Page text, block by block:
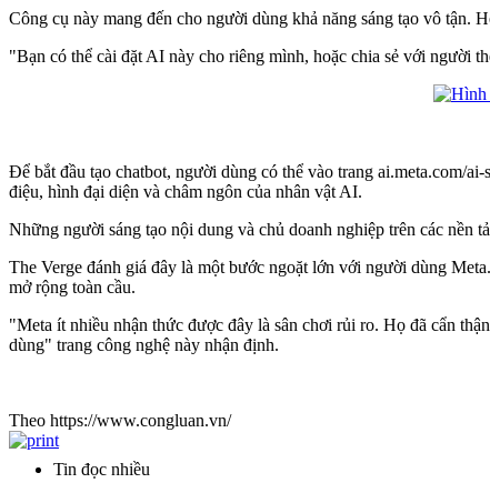
Công cụ này mang đến cho người dùng khả năng sáng tạo vô tận.
"Bạn có thể cài đặt AI này cho riêng mình, hoặc chia sẻ với người
Để bắt đầu tạo chatbot, người dùng có thể vào trang ai.meta.com/
điệu, hình đại diện và châm ngôn của nhân vật AI.
Những người sáng tạo nội dung và chủ doanh nghiệp trên các nền
The Verge đánh giá đây là một bước ngoặt lớn với người dùng
mở rộng toàn cầu.
"Meta ít nhiều nhận thức được đây là sân chơi rủi ro. Họ đã cẩn
dùng" trang công nghệ này nhận định.
Theo https://www.congluan.vn/
Tin đọc nhiều